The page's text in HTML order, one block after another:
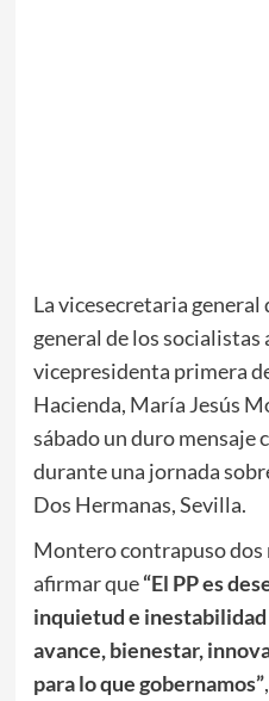
La vicesecretaria general
general de los socialistas
vicepresidenta primera
Hacienda, María Jesús
sábado un duro
durante una jornada
Dos Hermanas, Sevilla.
Montero contrapuso
afirmar que“El PP es
inquietud e
avance, bienestar,
para lo que gobernamos”